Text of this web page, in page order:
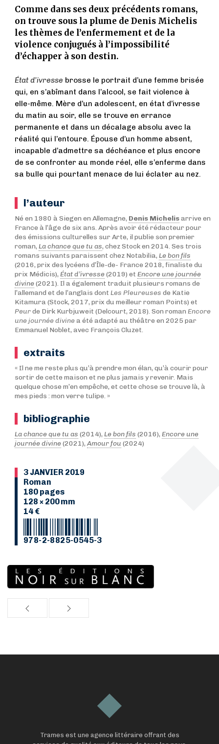
Comme dans ses deux précédents romans,
on trouve sous la plume de Denis Michelis
les thèmes de l’enfermement et de la
violence conjugués à l’impossibilité
d’échapper à son destin.
État d’ivresse brosse le portrait d’une femme brisée
qui, en s’abîmant dans l’alcool, se fait violence à
elle-même. Mère d’un adolescent, en état d’ivresse
du matin au soir, elle se trouve en errance
permanente et dans un décalage absolu avec la
réalité qui l’entoure. Épouse d’un homme absent,
incapable d’admettre sa déchéance et plus encore
de se confronter au monde réel, elle s’enferme dans
sa bulle qui pourtant menace de lui éclater au nez.
l’auteur
Né en 1980 à Siegen en Allemagne, Denis Michelisarrive en
France à l’âge de six ans. Après avoir été rédacteur pour
des émissions culturelles sur Arte, il publie son premier
roman, La chance que tu as, chez Stock en 2014. Ses trois
romans suivants paraissent chez Notabilia, Le bon fils
(2016, prix des lycéens d’Île-de- France 2018, finaliste du
prix Médicis), État d’ivresse(2019) et Encore une journée
divine(2021). Il a également traduit plusieurs romans de
l’allemand et de l’anglais dont Les Pleureuses de Katie
Kitamura (Stock, 2017, prix du meilleur roman Points) et
Peurde Dirk Kurbjuweit (Delcourt, 2018). Son roman Encore
une journée divinea été adapté au théâtre en 2025 par
Emmanuel Noblet, avec François Cluzet.
extraits
« Il ne me reste plus qu’à prendre mon élan, qu’à courir pour
sortir de cette maison et ne plus jamais y revenir. Mais
quelque chose m’en empêche, et cette chose se trouve là, à
mes pieds : mon verre tulipe. »
bibliographie
La chance que tu as (2014), Le bon fils (2016), Encore une
journée divine(2021),Amour fou (2024)
3 JANVIER 2019
Roman
180 pages
128 × 200 mm
14 €
978-2-8825-0545-3
Trames est une agence littéraire offrant des